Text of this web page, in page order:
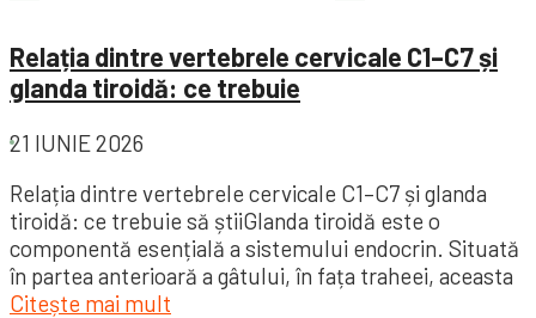
Relația dintre vertebrele cervicale C1–C7 și
glanda tiroidă: ce trebuie
21 IUNIE 2026
Relația dintre vertebrele cervicale C1–C7 și glanda
tiroidă: ce trebuie să știiGlanda tiroidă este o
componentă esențială a sistemului endocrin. Situată
în partea anterioară a gâtului, în fața traheei, aceasta
Citește mai mult